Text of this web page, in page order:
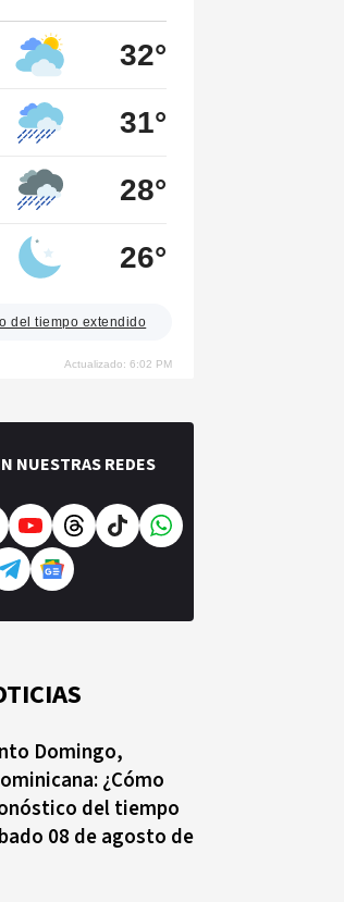
32°
31°
28°
26°
del tiempo extendido
Actualizado: 6:02 PM
NUESTRAS REDES
Domingo,
¿Cómo
del tiempo
08 de agosto de